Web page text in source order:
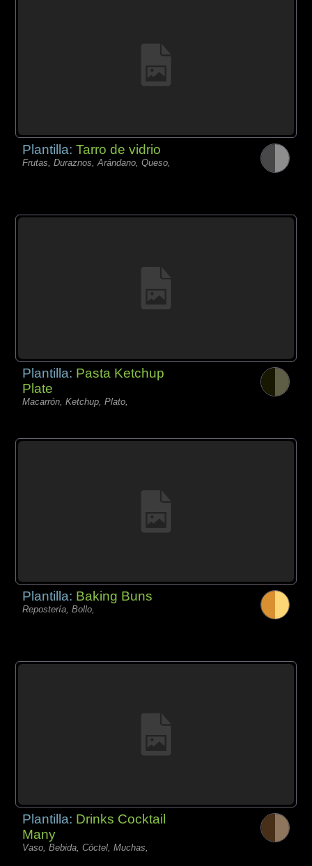
Plantilla:Tarro de vidrio
Frutas, Duraznos, Arándano, Queso,
Plantilla: Pasta Ketchup
Plate
Macarrón, Ketchup, Plato,
Plantilla: Baking Buns
Repostería, Bollo,
Plantilla: Drinks Cocktail
Many
Vaso, Bebida, Cóctel, Muchas,